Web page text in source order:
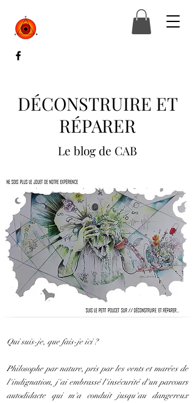
DÉCONSTRUIRE ET
RÉPARER
Le blog de CAB
Qui suis-je, que fais-je ici ?
Philosophe par nature, pris par les vents et marées de
l'indignation, j'ai embrassé l'insécurité d'un parcours
autodidacte qui m'a conduit jusqu'au dangereux